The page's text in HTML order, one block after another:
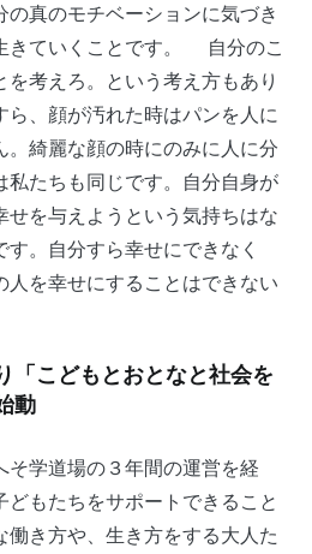
の真のモチベーションに気づき
きていくことです。 自分のこ
を考えろ。という考え方もあり
ら、顔が汚れた時はパンを人に
。綺麗な顔の時にのみに人に分
私たちも同じです。自分自身が
せを与えようという気持ちはな
。自分すら幸せにできなく
人を幸せにすることはできない
「こどもとおとなと社会を
動
そ学道場の３年間の運営を経
もたちをサポートできること
働き方や、生き方をする大人た